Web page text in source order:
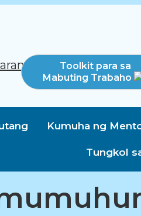
Toolkit para sa
Mabuting Trabaho
Kumuha ng
Tungkol